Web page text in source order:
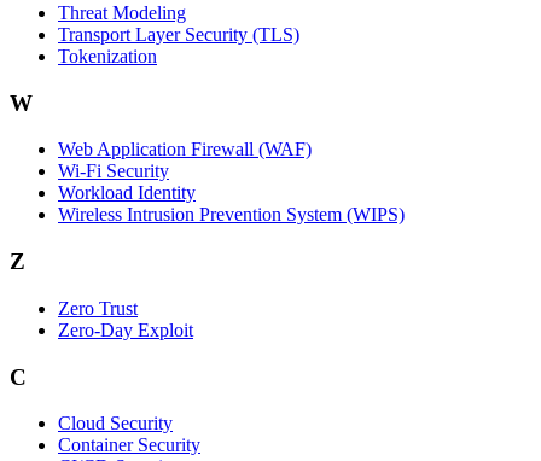
Threat Modeling
Transport Layer Security (TLS)
Tokenization
W
Web Application Firewall (WAF)
Wi‑Fi Security
Workload Identity
Wireless Intrusion Prevention System (WIPS)
Z
Zero Trust
Zero‑Day Exploit
C
Cloud Security
Container Security